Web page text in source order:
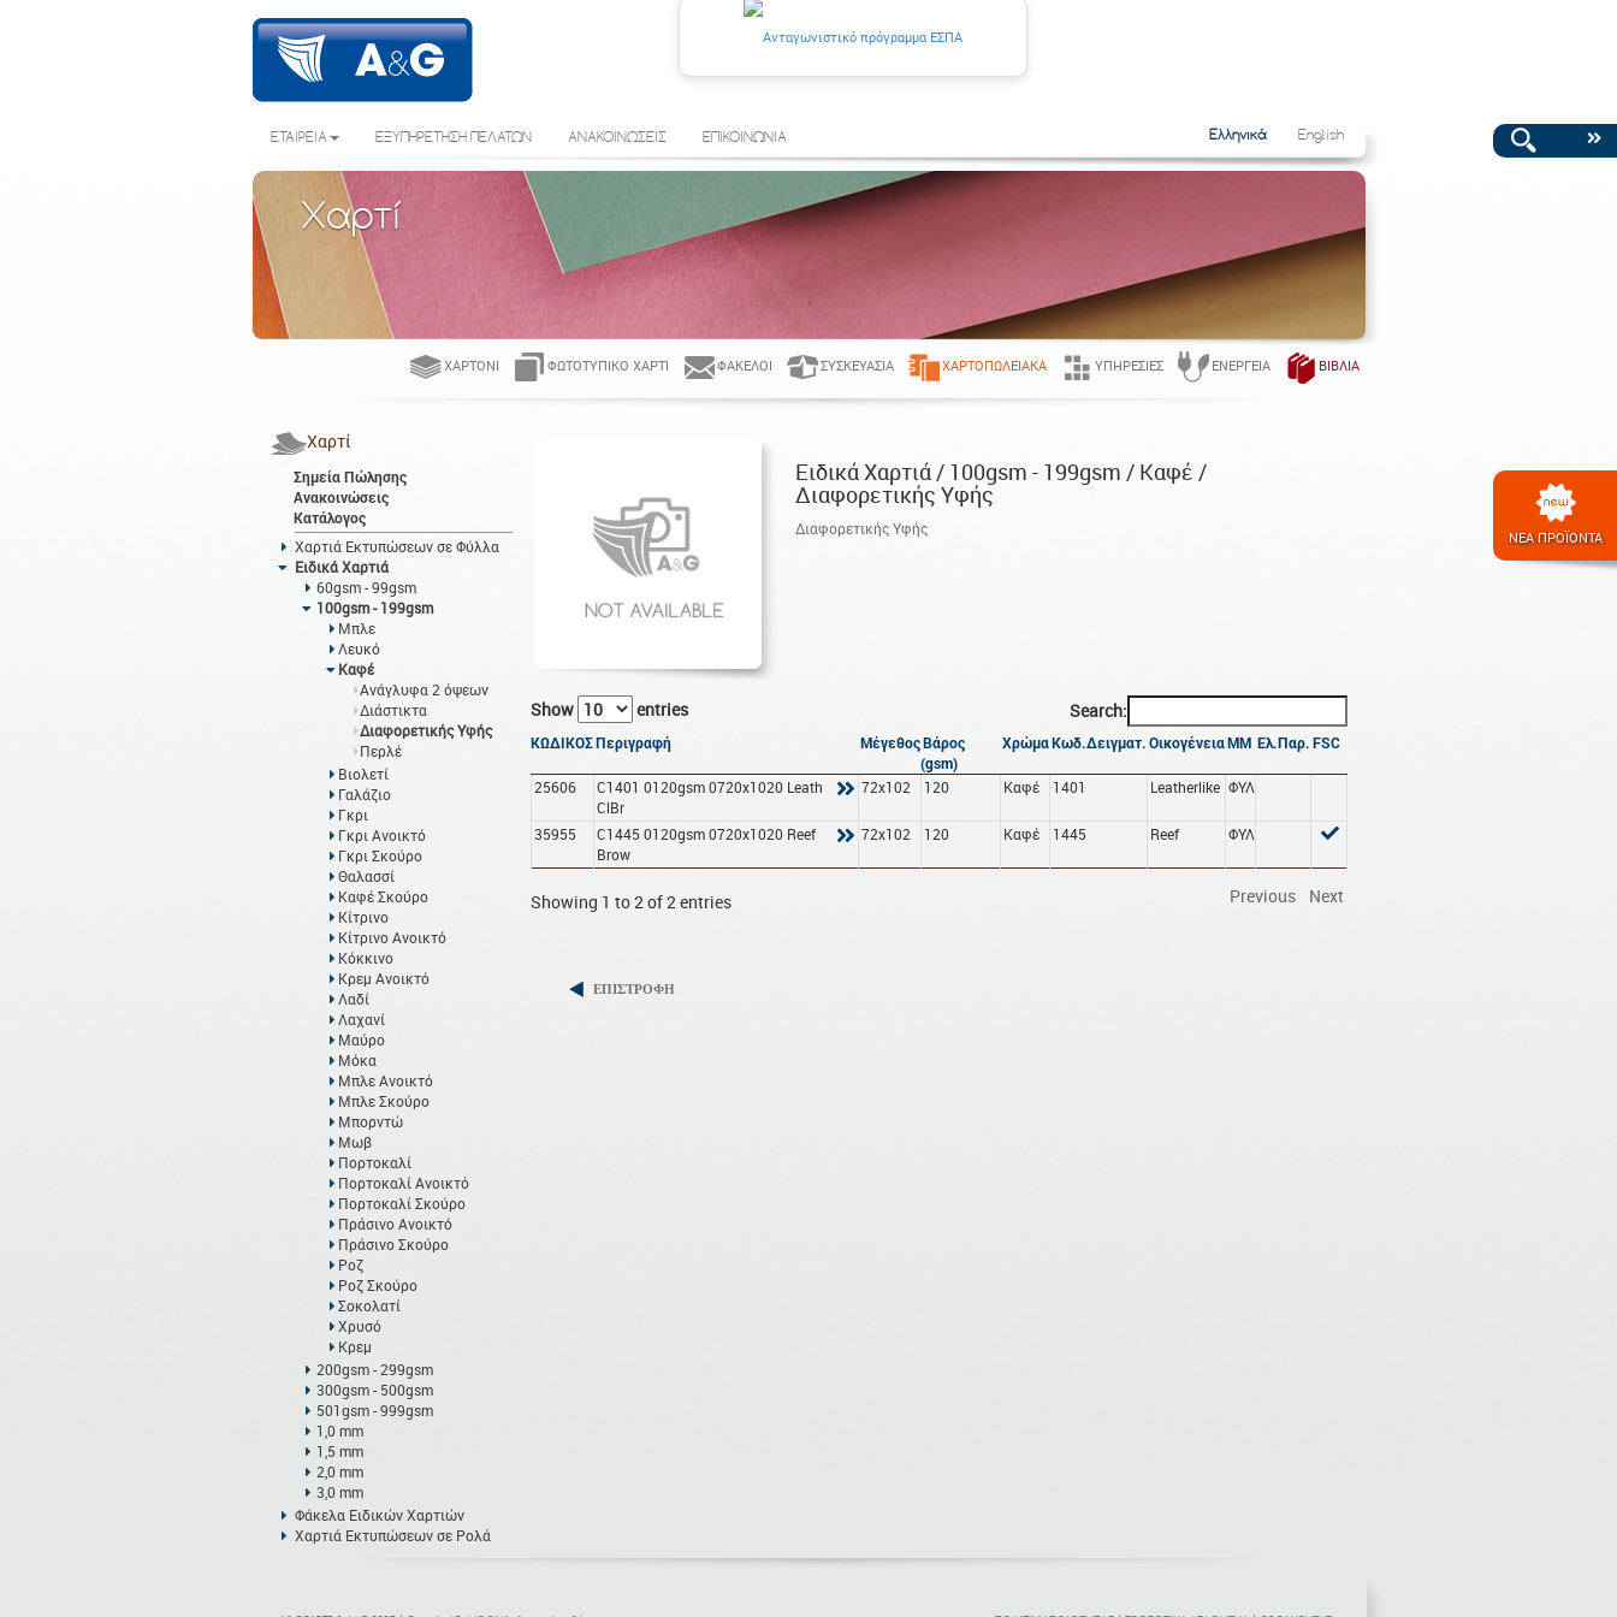
ΝΕΑ ΠΡΟΪΟΝΤΑ
ΕΤΑΙΡΕΙΑ ΕΞΥΠΗΡΕΤΗΣΗ ΠΕΛΑΤΩΝ ΑΝΑΚΟΙΝΩΣΕΙΣ ΕΠΙΚΟΙΝΩΝΙΑ Ελληνικά English
Χαρτί
ΧΑΡΤΌΝΙ ΦΩΤΟΤΥΠΙΚΌ ΧΑΡΤΊ ΦΆΚΕΛΟΙ ΣΥΣΚΕΥΑΣΊΑ ΧΑΡΤΟΠΩΛΕΙΑΚΆ ΥΠΗΡΕΣΊΕΣ ΕΝΈΡΓΕΙΑ ΒΙΒΛΊΑ
Χαρτί
Σημεία Πώλησης
Ανακοινώσεις
Κατάλογος
Χαρτιά Εκτυπώσεων σε Φύλλα
Ειδικά Χαρτιά
60gsm - 99gsm
100gsm - 199gsm
Μπλε
Λευκό
Καφέ
Ανάγλυφα 2 όψεων
Διάστικτα
Διαφορετικής Υφής
Περλέ
Βιολετί
Γαλάζιο
Γκρι
Γκρι Ανοικτό
Γκρι Σκούρο
Θαλασσί
Καφέ Σκούρο
Κίτρινο
Κίτρινο Ανοικτό
Κόκκινο
Κρεμ Ανοικτό
Λαδί
Λαχανί
Μαύρο
Μόκα
Μπλε Ανοικτό
Μπλε Σκούρο
Μπορντώ
Μωβ
Πορτοκαλί
Πορτοκαλί Ανοικτό
Πορτοκαλί Σκούρο
Πράσινο Ανοικτό
Πράσινο Σκούρο
Ροζ
Ροζ Σκούρο
Σοκολατί
Χρυσό
Κρεμ
200gsm - 299gsm
300gsm - 500gsm
501gsm - 999gsm
1,0 mm
1,5 mm
2,0 mm
3,0 mm
Φάκελα Ειδικών Χαρτιών
Χαρτιά Εκτυπώσεων σε Ρολά
Ειδικά Χαρτιά / 100gsm - 199gsm / Καφέ /
Διαφορετικής Υφής
Διαφορετικής Υφής
Show entries Search:
ΚΩΔΙΚΟΣΠεριγραφή ΜέγεθοςΒάρος
(gsm)
ΧρώμαΚωδ.Δειγματ.ΟικογένειαΜΜ Ελ.Παρ.FSC
25606
C1401 0120gsm 0720x1020 Leath
ClBr
72x102 120 Καφέ 1401 Leatherlike ΦΥΛ
35955
C1445 0120gsm 0720x1020 Reef
Brow
72x102 120 Καφέ 1445 Reef ΦΥΛ
Showing 1 to 2 of 2 entries Previous Next
ΕΠΙΣΤΡΟΦΗ